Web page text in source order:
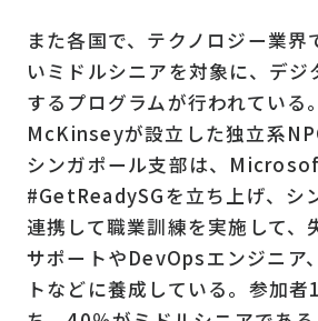
また各国で、テクノロジー業界
いミドルシニアを対象に、デジ
するプログラムが行われている
McKinseyが設立した独立系
シンガポール支部は、
#GetReadySGを立ち上げ、シ
連携して職業訓練を実施して、
サポートやDevOpsエンジニア
トなどに養成している。参加